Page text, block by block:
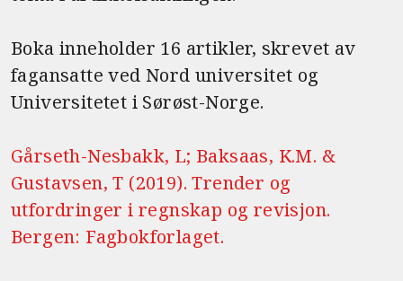
Boka inneholder 16 artikler, skrevet av
fagansatte ved Nord universitet og
Universitetet i Sørøst-Norge.
Gårseth-Nesbakk, L; Baksaas, K.M. &
Gustavsen, T (2019). Trender og
utfordringer i regnskap og revisjon.
Bergen: Fagbokforlaget.